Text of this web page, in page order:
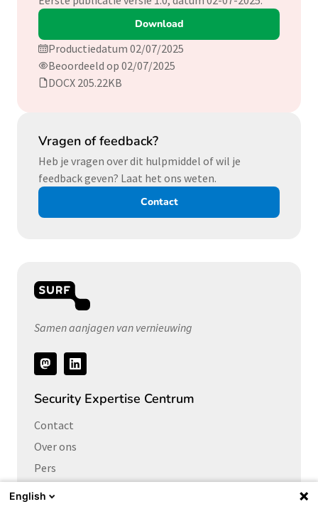
Download
Productiedatum 02/07/2025
Beoordeeld op 02/07/2025
DOCX 205.22KB
Vragen of feedback?
Heb je vragen over dit hulpmiddel of wil je
feedback geven? Laat het ons weten.
Contact
Samen aanjagen van vernieuwing
Volg
ons
Security Expertise Centrum
Contact
Over ons
Pers
Vacatures
English